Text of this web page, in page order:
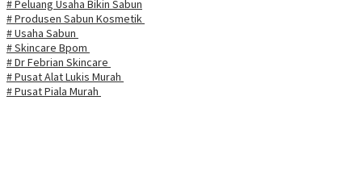
# Peluang Usaha Bikin Sabun
# Produsen Sabun Kosmetik
# Usaha Sabun
# Skincare Bpom
# Dr Febrian Skincare
# Pusat Alat Lukis Murah
# Pusat Piala Murah